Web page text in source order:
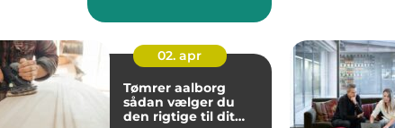
02. apr
Tømrer aalborg
sådan vælger du
den rigtige til dit